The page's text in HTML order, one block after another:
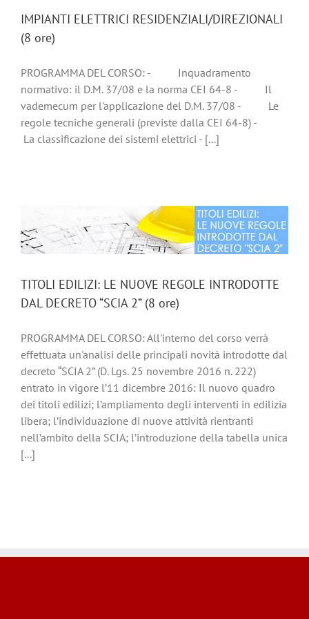
IMPIANTI ELETTRICI RESIDENZIALI/DIREZIONALI
(8 ore)
PROGRAMMA DEL CORSO: - Inquadramento
normativo: il D.M. 37/08 e la norma CEI 64-8 - Il
vademecum per l'applicazione del D.M. 37/08 - Le
regole tecniche generali (previste dalla CEI 64-8) -
La classificazione dei sistemi elettrici - [...]
TITOLI EDILIZI: LE NUOVE REGOLE INTRODOTTE
DAL DECRETO “SCIA 2” (8 ore)
PROGRAMMA DEL CORSO: All'interno del corso verrà
effettuata un'analisi delle principali novità introdotte dal
decreto “SCIA 2” (D. Lgs. 25 novembre 2016 n. 222)
entrato in vigore l’11 dicembre 2016: Il nuovo quadro
dei titoli edilizi; l’ampliamento degli interventi in edilizia
libera; l’individuazione di nuove attività rientranti
nell’ambito della SCIA; l’introduzione della tabella unica
[...]